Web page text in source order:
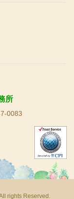
所
0083
rights Reserved.